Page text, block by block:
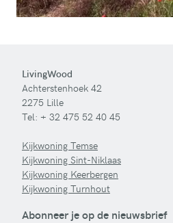
LivingWood
Achterstenhoek 42
2275 Lille
Tel: + 32 475 52 40 45
Kijkwoning Temse
Kijkwoning Sint-Niklaas
Kijkwoning Keerbergen
Kijkwoning Turnhout
Abonneer je op de nieuwsbrief